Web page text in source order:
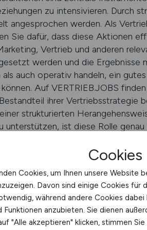
zu intensivieren. Durch
angesprochen werden. Als
Sie dafür, dass diese Aktionen
Vertrieb und anderen
werden und die Ergebnisse
auch operativ handeln, ein
Auf VERTRIEB.JOBS
ihrer Vertriebsstrategie
strukturierten
ist diese Rolle
finden
zur passenden
Cookies
Cookies, um Ihnen unsere Website
Davon sind einige Cookies für
während andere Cookies
Funktionen anzubieten. Sie dienen
"Alle akzeptieren" klicken, stimmen